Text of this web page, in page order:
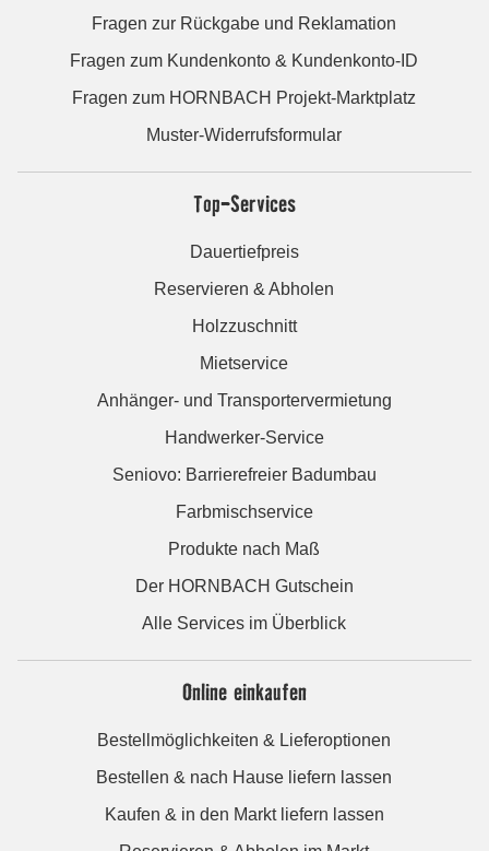
Fragen zur Rückgabe und Reklamation
Fragen zum Kundenkonto & Kundenkonto-ID
Fragen zum HORNBACH Projekt-Marktplatz
Muster-Widerrufsformular
Top-Services
Dauertiefpreis
Reservieren & Abholen
Holzzuschnitt
Mietservice
Anhänger- und Transportervermietung
Handwerker-Service
Seniovo: Barrierefreier Badumbau
Farbmischservice
Produkte nach Maß
Der HORNBACH Gutschein
Alle Services im Überblick
Online einkaufen
Bestellmöglichkeiten & Lieferoptionen
Bestellen & nach Hause liefern lassen
Kaufen & in den Markt liefern lassen